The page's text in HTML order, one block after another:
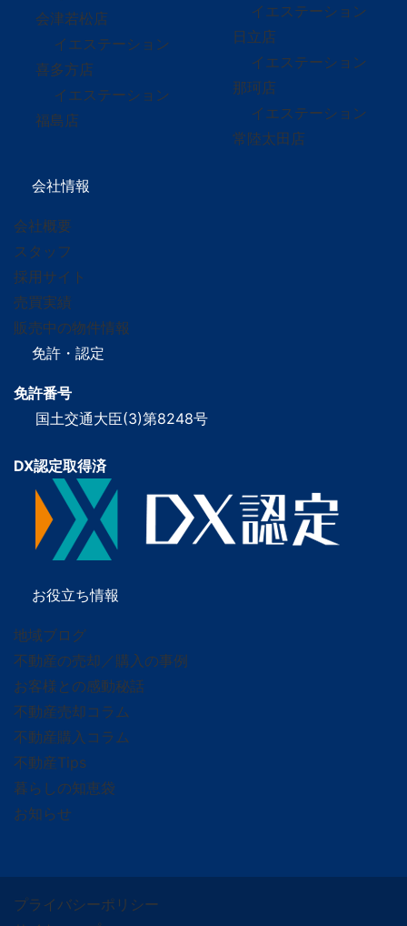
会津若松店
イエステーション
喜多方店
イエステーション
福島店
イエステーション
日立店
イエステーション
那珂店
イエステーション
常陸太田店
会社情報
会社概要
スタッフ
採用サイト
売買実績
販売中の物件情報
免許・認定
免許番号
国土交通大臣(3)第8248号
DX認定取得済
お役立ち情報
地域ブログ
不動産の売却／購入の事例
お客様との感動秘話
不動産売却コラム
不動産購入コラム
不動産Tips
暮らしの知恵袋
お知らせ
プライバシーポリシー